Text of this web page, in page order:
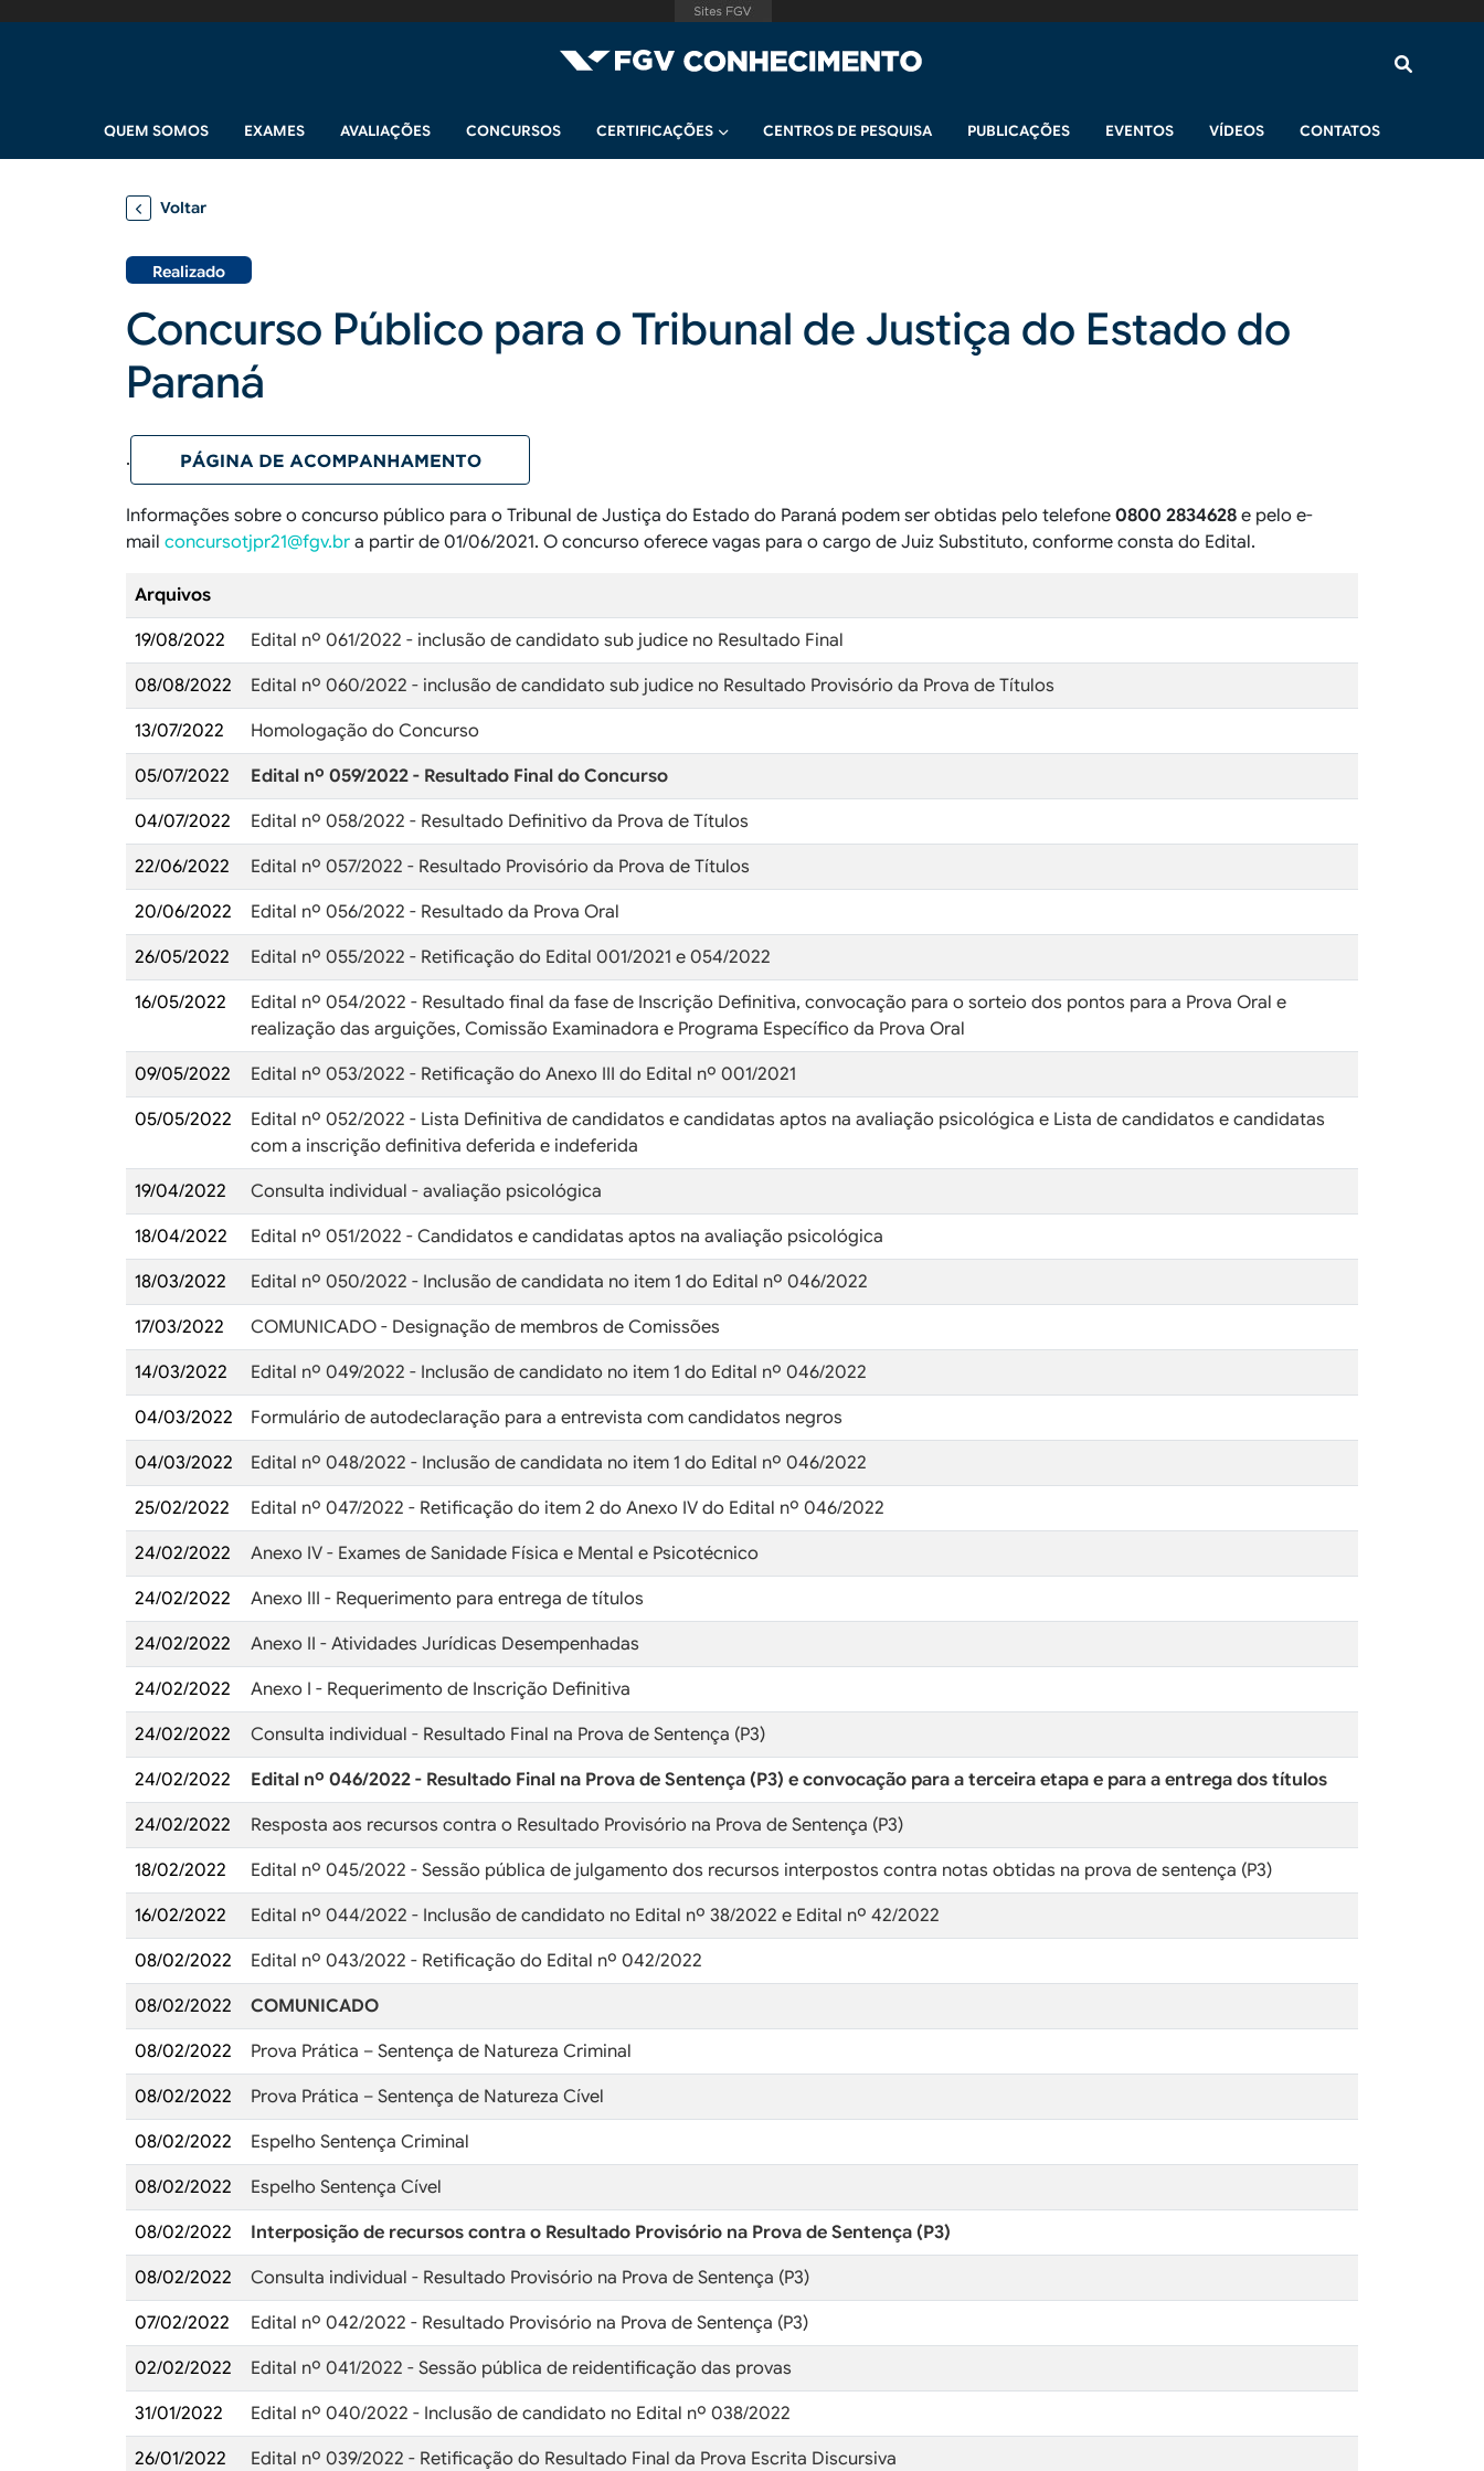
Navegação principal
QUEM SOMOS EXAMES AVALIAÇÕES CONCURSOS CERTIFICAÇÕES CENTROS DE PESQUISA PUBLICAÇÕES EVENTOS VÍDEOS CONTATOS
Voltar
Realizado
Concurso Público para o Tribunal de Justiça do Estado do
Paraná
.
Informações sobre o concurso público para o Tribunal de Justiça do Estado do Paraná podem ser obtidas pelo telefone 0800 2834628 e pelo e-
mail concursotjpr21@fgv.br a partir de 01/06/2021. O concurso oferece vagas para o cargo de Juiz Substituto, conforme consta do Edital.
Arquivos
19/08/2022 Edital nº 061/2022 - inclusão de candidato sub judice no Resultado Final
08/08/2022 Edital nº 060/2022 - inclusão de candidato sub judice no Resultado Provisório da Prova de Títulos
13/07/2022 Homologação do Concurso
05/07/2022 Edital nº 059/2022 - Resultado Final do Concurso
04/07/2022 Edital nº 058/2022 - Resultado Definitivo da Prova de Títulos
22/06/2022 Edital nº 057/2022 - Resultado Provisório da Prova de Títulos
20/06/2022 Edital nº 056/2022 - Resultado da Prova Oral
26/05/2022 Edital nº 055/2022 - Retificação do Edital 001/2021 e 054/2022
16/05/2022
Edital nº 054/2022 - Resultado final da fase de Inscrição Definitiva, convocação para o sorteio dos pontos para a Prova Oral e
realização das arguições, Comissão Examinadora e Programa Específico da Prova Oral
09/05/2022 Edital nº 053/2022 - Retificação do Anexo III do Edital nº 001/2021
05/05/2022
Edital nº 052/2022 - Lista Definitiva de candidatos e candidatas aptos na avaliação psicológica e Lista de candidatos e candidatas
com a inscrição definitiva deferida e indeferida
19/04/2022 Consulta individual - avaliação psicológica
18/04/2022 Edital nº 051/2022 - Candidatos e candidatas aptos na avaliação psicológica
18/03/2022 Edital nº 050/2022 - Inclusão de candidata no item 1 do Edital nº 046/2022
17/03/2022 COMUNICADO - Designação de membros de Comissões
14/03/2022 Edital nº 049/2022 - Inclusão de candidato no item 1 do Edital nº 046/2022
04/03/2022 Formulário de autodeclaração para a entrevista com candidatos negros
04/03/2022 Edital nº 048/2022 - Inclusão de candidata no item 1 do Edital nº 046/2022
25/02/2022 Edital nº 047/2022 - Retificação do item 2 do Anexo IV do Edital nº 046/2022
24/02/2022 Anexo IV - Exames de Sanidade Física e Mental e Psicotécnico
24/02/2022 Anexo III - Requerimento para entrega de títulos
24/02/2022 Anexo II - Atividades Jurídicas Desempenhadas
24/02/2022 Anexo I - Requerimento de Inscrição Definitiva
24/02/2022 Consulta individual - Resultado Final na Prova de Sentença (P3)
24/02/2022 Edital nº 046/2022 - Resultado Final na Prova de Sentença (P3) e convocação para a terceira etapa e para a entrega dos títulos
24/02/2022 Resposta aos recursos contra o Resultado Provisório na Prova de Sentença (P3)
18/02/2022 Edital nº 045/2022 - Sessão pública de julgamento dos recursos interpostos contra notas obtidas na prova de sentença (P3)
16/02/2022 Edital nº 044/2022 - Inclusão de candidato no Edital nº 38/2022 e Edital nº 42/2022
08/02/2022 Edital nº 043/2022 - Retificação do Edital nº 042/2022
08/02/2022 COMUNICADO
08/02/2022 Prova Prática – Sentença de Natureza Criminal
08/02/2022 Prova Prática – Sentença de Natureza Cível
08/02/2022 Espelho Sentença Criminal
08/02/2022 Espelho Sentença Cível
08/02/2022 Interposição de recursos contra o Resultado Provisório na Prova de Sentença (P3)
08/02/2022 Consulta individual - Resultado Provisório na Prova de Sentença (P3)
07/02/2022 Edital nº 042/2022 - Resultado Provisório na Prova de Sentença (P3)
02/02/2022 Edital nº 041/2022 - Sessão pública de reidentificação das provas
31/01/2022 Edital nº 040/2022 - Inclusão de candidato no Edital nº 038/2022
26/01/2022 Edital nº 039/2022 - Retificação do Resultado Final da Prova Escrita Discursiva